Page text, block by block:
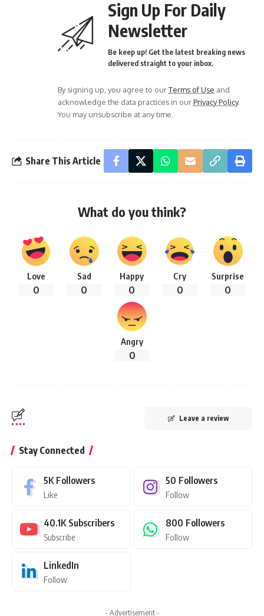
Sign Up For Daily
Newsletter
Be keep up! Get the latest breaking news
delivered straight to your inbox.
By signing up, you agree to ourTerms of Use and
acknowledge the data practices in ourPrivacy Policy.
You may unsubscribe at any time.
Share This Article
What do you think?
Love
0
Sad
0
Happy
0
Cry
0
Surprise
0
Angry
0
Leave a review
Stay Connected
5K Followers
Like
50 Followers
Follow
40.1K Subscribers
Subscribe
800 Followers
Follow
LinkedIn
Follow
- Advertisement -